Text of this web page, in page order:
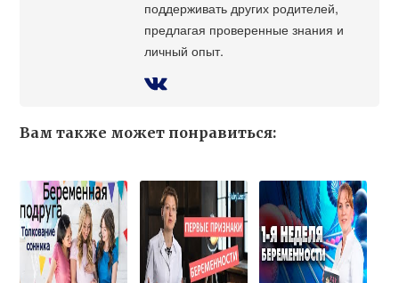
поддерживать других родителей,
предлагая проверенные знания и
личный опыт.
Вам также может понравиться: